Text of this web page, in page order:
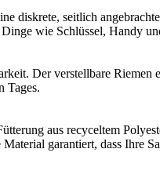
diskrete, seitlich
wie Schlüssel, Handy
Der verstellbare
Tages.
aus recyceltem
garantiert, dass Ihre